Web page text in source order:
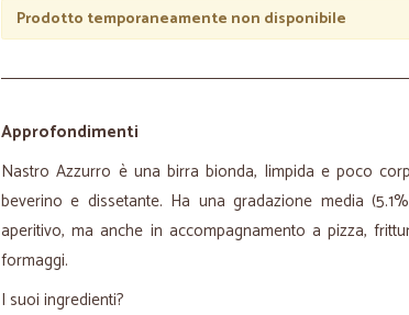
Prodotto temporaneamente non disponibile
Approfondimenti
Nastro Azzurro è una birra bionda, limpida e poco
beverino e dissetante. Ha una gradazione media
aperitivo, ma anche in accompagnamento a pizza,
formaggi.
I suoi ingredienti?